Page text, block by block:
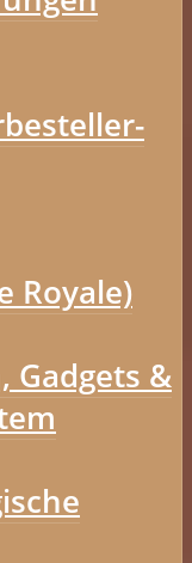
Royale)
Gadgets &